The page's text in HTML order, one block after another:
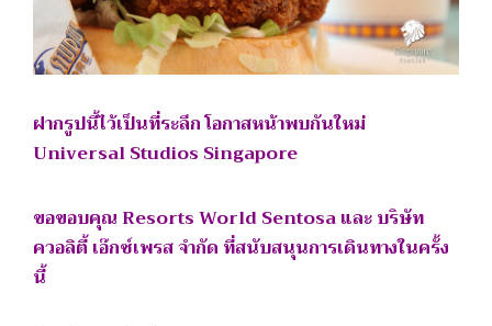
ฝากรูปนี้ไว้เป็นที่ระลึก โอกาสหน้าพบกันใหม่
Universal Studios Singapore
ขอขอบคุณ Resorts World Sentosa และ บริษัท
ควอลิตี้ เอ๊กซ์เพรส จำกัด ที่สนับสนุนการเดินทางในครั้ง
นี้